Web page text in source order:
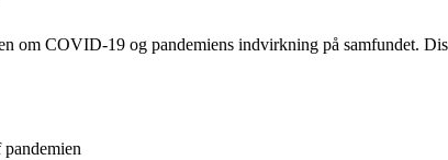
om COVID-19 og pandemiens indvirkning på samfundet.